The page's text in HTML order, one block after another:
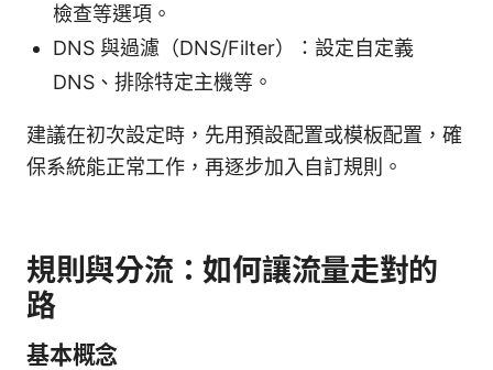
檢查等選項。
DNS 與過濾（DNS/Filter）：設定自定義
DNS、排除特定主機等。
建議在初次設定時，先用預設配置或模板配置，確
保系統能正常工作，再逐步加入自訂規則。
規則與分流：如何讓流量走對的
路
基本概念